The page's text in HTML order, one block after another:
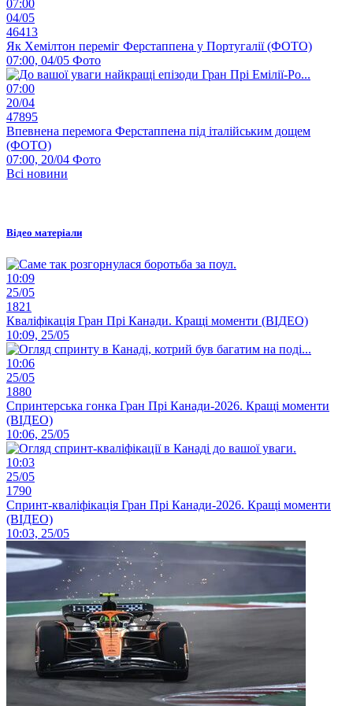
07:00
04/05
46413
Як Хемілтон переміг Ферстаппена у Португалії (ФОТО)
07:00, 04/05 Фото
07:00
20/04
47895
Впевнена перемога Ферстаппена під італійським дощем
(ФОТО)
07:00, 20/04 Фото
Всі новини
Відео матеріали
10:09
25/05
1821
Кваліфікація Гран Прі Канади. Кращі моменти (ВІДЕО)
10:09, 25/05
10:06
25/05
1880
Спринтерська гонка Гран Прі Канади-2026. Кращі моменти
(ВІДЕО)
10:06, 25/05
10:03
25/05
1790
Спринт-кваліфікація Гран Прі Канади-2026. Кращі моменти
(ВІДЕО)
10:03, 25/05